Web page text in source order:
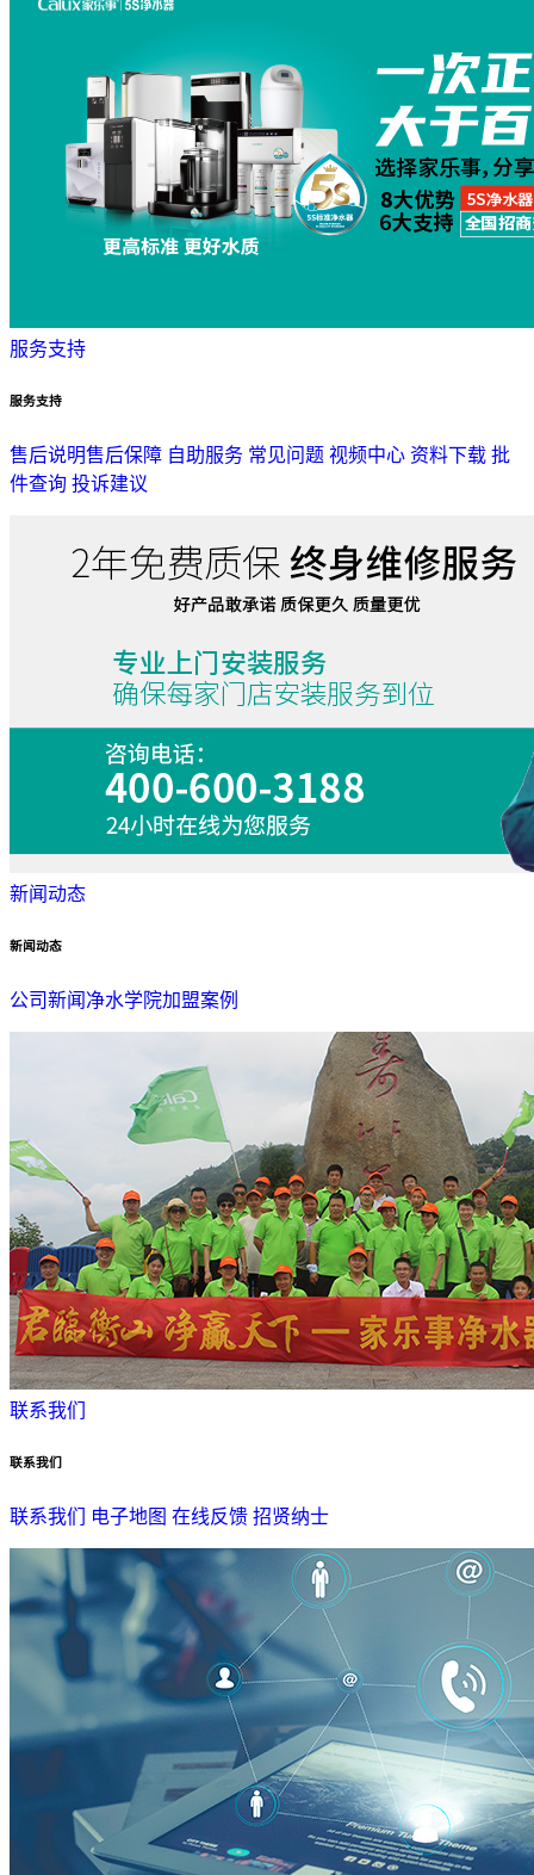
服务支持
服务支持
售后说明售后保障 自助服务 常见问题 视频中心 资料下载 批
件查询 投诉建议
新闻动态
新闻动态
公司新闻 净水学院加盟案例
联系我们
联系我们
联系我们 电子地图 在线反馈 招贤纳士